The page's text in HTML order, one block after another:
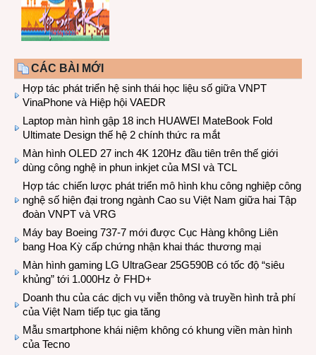
CÁC BÀI MỚI
Hợp tác phát triển hệ sinh thái học liệu số giữa VNPT
VinaPhone và Hiệp hội VAEDR
Laptop màn hình gập 18 inch HUAWEI MateBook Fold
Ultimate Design thế hệ 2 chính thức ra mắt
Màn hình OLED 27 inch 4K 120Hz đầu tiên trên thế giới
dùng công nghệ in phun inkjet của MSI và TCL
Hợp tác chiến lược phát triển mô hình khu công nghiệp công
nghệ số hiện đại trong ngành Cao su Việt Nam giữa hai Tập
đoàn VNPT và VRG
Máy bay Boeing 737-7 mới được Cục Hàng không Liên
bang Hoa Kỳ cấp chứng nhận khai thác thương mại
Màn hình gaming LG UltraGear 25G590B có tốc độ “siêu
khủng” tới 1.000Hz ở FHD+
Doanh thu của các dịch vụ viễn thông và truyền hình trả phí
của Việt Nam tiếp tục gia tăng
Mẫu smartphone khái niệm không có khung viền màn hình
của Tecno